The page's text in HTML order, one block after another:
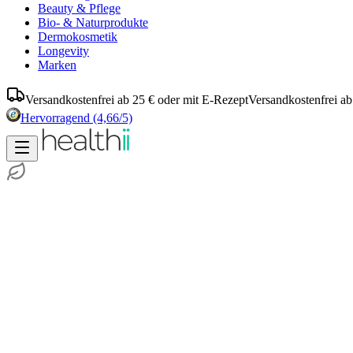
Beauty & Pflege
Bio- & Naturprodukte
Dermokosmetik
Longevity
Marken
Versandkostenfrei ab 25 € oder mit E-RezeptVersandkostenfrei
Hervorragend (4,66/5)